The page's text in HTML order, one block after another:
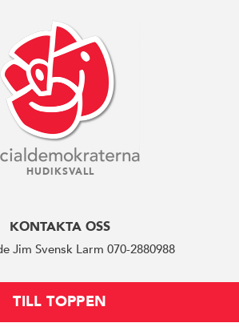
HUDIKSVALL
KONTAKTA OSS
Jim Svensk Larm 070-2880988
TILL TOPPEN